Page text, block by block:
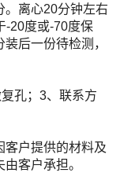
。离心20分钟左右
-20度或-70度保
后一份待检测，
孔；3、联系方
客户提供的材料及
客户承担。